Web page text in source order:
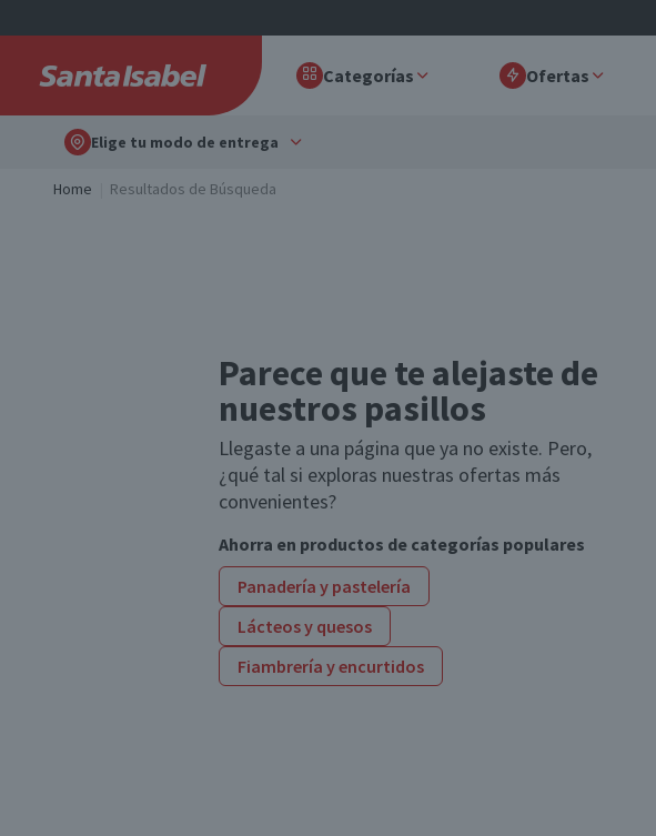
Categorías Ofertas
Elige tu modo de entrega
Home Resultados de Búsqueda
Parece que te alejaste de
nuestros pasillos
Llegaste a una página que ya no existe. Pero,
¿qué tal si exploras nuestras ofertas más
convenientes?
Ahorra en productos de categorías populares
Panadería y pastelería
Lácteos y quesos
Fiambrería y encurtidos